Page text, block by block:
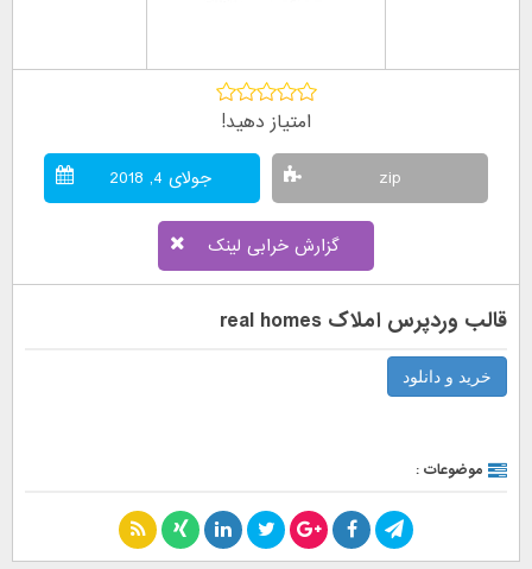
امتیاز دهید!
zip جولای 4, 2018
گزارش خرابی لینک
قالب وردپرس املاک real homes
خرید و دانلود
موضوعات :